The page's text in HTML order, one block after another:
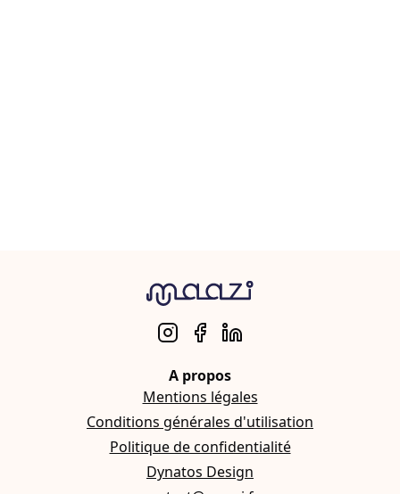
A propos
Mentions légales
Conditions générales d'utilisation
Politique de confidentialité
Dynatos Design